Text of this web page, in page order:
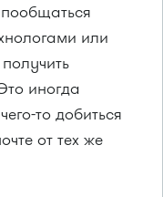
или
иногда
то добиться
от тех же